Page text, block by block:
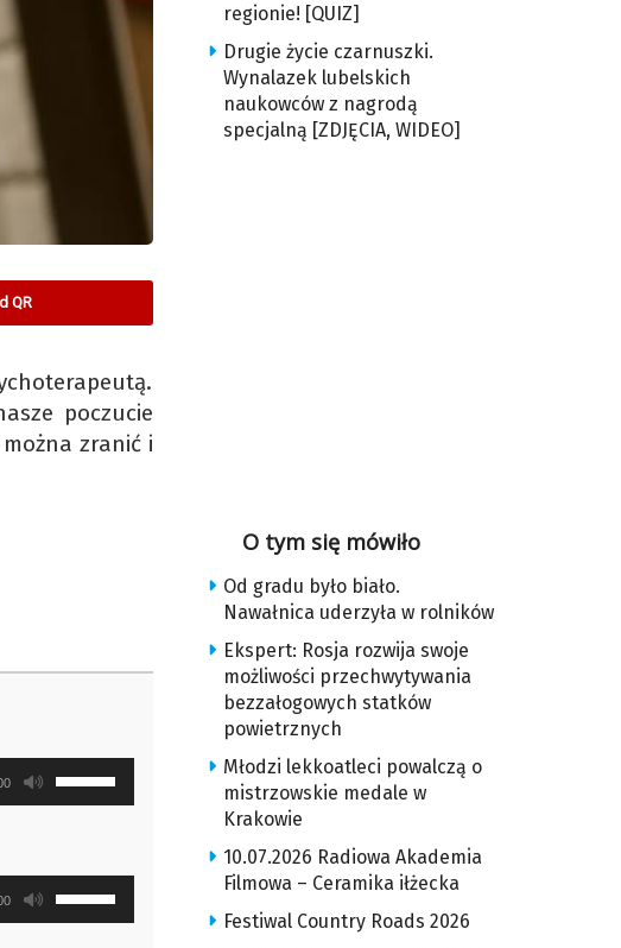
QR
poczucie
zranić i
strzałek
oraz
do
strzałek
regionie! [QUIZ]
Drugie życie czarnuszki.
Wynalazek lubelskich
naukowców z nagrodą
specjalną [ZDJĘCIA, WIDEO]
O tym się mówiło
Od gradu było biało.
Nawałnica uderzyła w rolników
Ekspert: Rosja rozwija swoje
możliwości przechwytywania
bezzałogowych statków
powietrznych
Młodzi lekkoatleci powalczą o
mistrzowskie medale w
Krakowie
10.07.2026 Radiowa Akademia
Filmowa – Ceramika iłżecka
Festiwal Country Roads 2026